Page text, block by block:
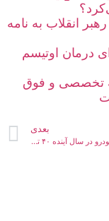
انقلاب به نامه
درمان اوتیسم
دستیاری ۶ رشته تخصصی و فوق
بعدی
تعرفه واردات خودرو در سال آینده ۴۰ تا ۷۵ درصد شد